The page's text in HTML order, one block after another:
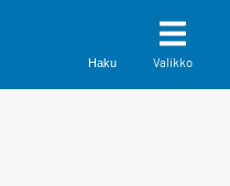
Haku Valikko